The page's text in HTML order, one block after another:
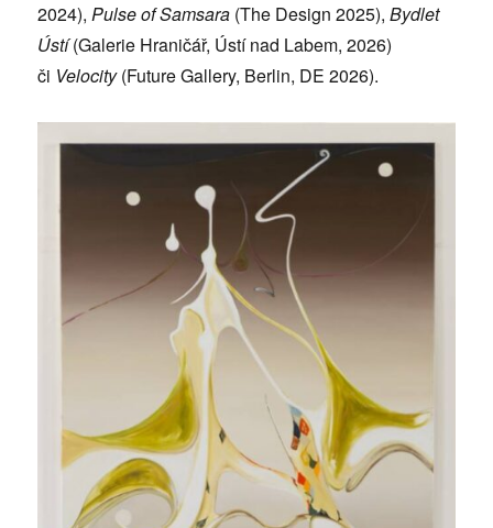
2024),Pulse of Samsara (The Design 2025),Bydlet
Ústí(Galerie Hraničář, Ústí nad Labem, 2026)
či Velocity(Future Gallery, Berlin, DE 2026).